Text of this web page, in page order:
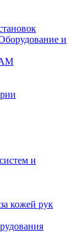
и
и
кожей рук